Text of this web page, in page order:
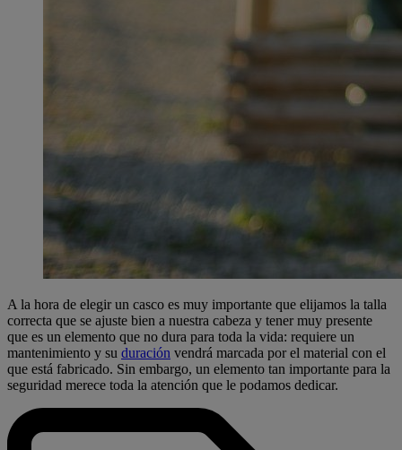
A la hora de elegir un casco es muy importante que elijamos la talla
correcta que se ajuste bien a nuestra cabeza y tener muy presente
que es un elemento que no dura para toda la vida: requiere un
mantenimiento y su duración vendrá marcada por el material con el
que está fabricado. Sin embargo, un elemento tan importante para la
seguridad merece toda la atención que le podamos dedicar.